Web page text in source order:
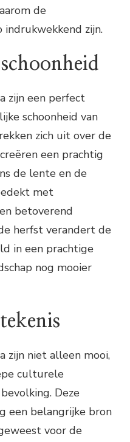
de
indrukwekkend zijn.
zijn een perfect
schoonheid van
zich uit over de
een prachtig
de lente en de
met
betoverend
herfst verandert de
in een prachtige
nog mooier
zijn niet alleen mooi,
culturele
Deze
een belangrijke bron
voor de